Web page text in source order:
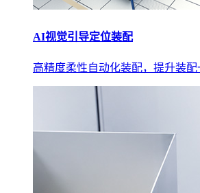
AI视觉引导定位装配
高精度柔性自动化装配，提升装配